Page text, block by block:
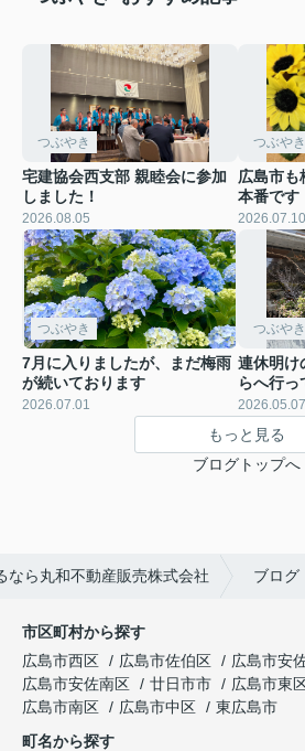
つぶやき
宅建協会西支部 親睦会に参加
しました！
2026.08.05
つぶやき
広島市も
本番です
2026.07.10
つぶやき
7月に入りましたが、まだ梅雨
が続いております
2026.07.01
つぶやき
連休明け
らへ行っ
2026.05.07
もっと見る
ブログトップへ
なら丸和不動産販売株式会社 ブログ
市区町村から探す
広島市西区
広島市佐伯区
広島市安
広島市安佐南区
廿日市市 広島市東
広島市南区
広島市中区
東広島市
町名から探す